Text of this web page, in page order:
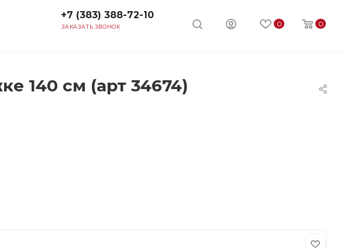
0 0
+7 (383) 388-72-10
ЗАКАЗАТЬ ЗВОНОК
140 см (арт 34674)